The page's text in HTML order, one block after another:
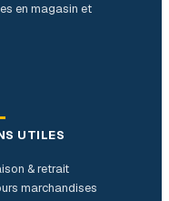
en magasin et
UTILES
& retrait
marchandises